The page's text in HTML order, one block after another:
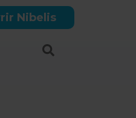
Nibelis